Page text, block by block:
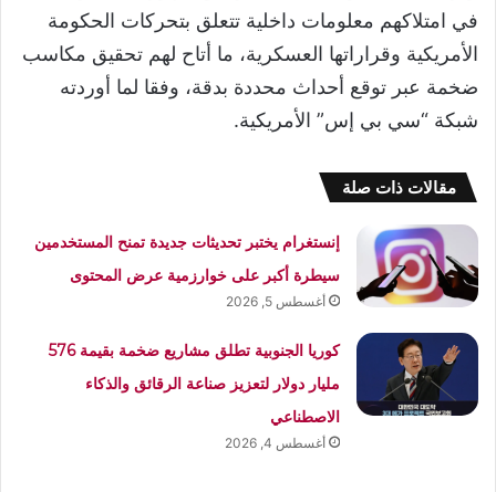
في امتلاكهم معلومات داخلية تتعلق بتحركات الحكومة
الأمريكية وقراراتها العسكرية، ما أتاح لهم تحقيق مكاسب
ضخمة عبر توقع أحداث محددة بدقة، وفقا لما أوردته
شبكة “سي بي إس” الأمريكية.
مقالات ذات صلة
إنستغرام يختبر تحديثات جديدة تمنح المستخدمين
سيطرة أكبر على خوارزمية عرض المحتوى
أغسطس 5, 2026
كوريا الجنوبية تطلق مشاريع ضخمة بقيمة 576
مليار دولار لتعزيز صناعة الرقائق والذكاء
الاصطناعي
أغسطس 4, 2026